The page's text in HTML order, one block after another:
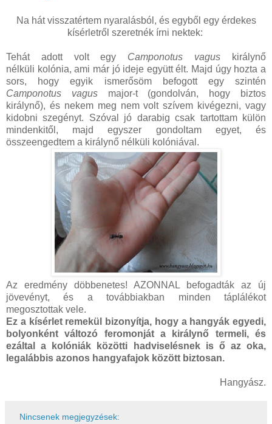
Na hát visszatértem nyaralásból, és egyből egy érdekes
kísérletről szeretnék írni nektek:
Tehát adott volt egy Camponotus vagus
királynő
nélküli kolónia, ami már jó ideje együtt élt. Majd úgy hozta a
sors, hogy egyik ismerősöm befogott egy szintén
Camponotus vagus major-t (gondolván, hogy biztos
királynő), és nekem meg nem volt szívem kivégezni, vagy
kidobni szegényt. Szóval jó darabig csak tartottam külön
mindenkitől, majd egyszer gondoltam egyet, és
összeengedtem a királynő nélküli kolóniával.
Az eredmény döbbenetes! AZONNAL befogadták az új
jövevényt, és a továbbiakban minden táplálékot
megosztottak vele.
Ez a kísérlet remekül bizonyítja, hogy a hangyák egyedi,
bolyonként változó feromonját a királynő termeli, és
ezáltal a kolóniák közötti hadviselésnek is ő az oka,
legalábbis azonos hangyafajok között biztosan.
Hangyász.
Nincsenek megjegyzések: